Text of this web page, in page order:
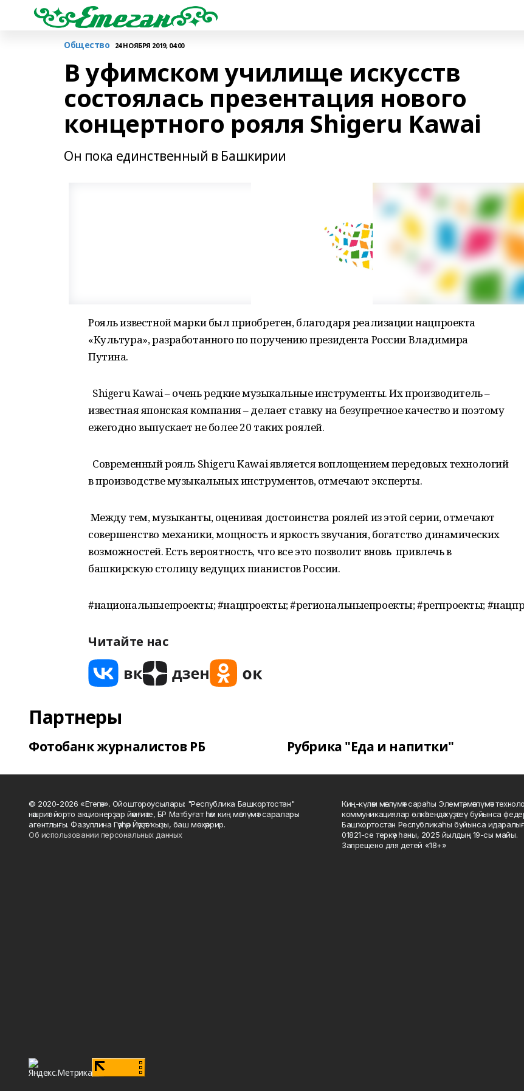
Общество 24 НОЯБРЯ 2019, 04:00
В уфимском училище искусств
состоялась презентация нового
концертного рояля Shigeru Kawai
Он пока единственный в Башкирии
Рояль известной марки был приобретен, благодаря реализации нацпроекта
«Культура», разработанного по поручению президента России Владимира
Путина.
Shigeru Kawai – очень редкие музыкальные инструменты. Их производитель –
известная японская компания – делает ставку на безупречное качество и поэтому
ежегодно выпускает не более 20 таких роялей.
Современный рояль Shigeru Kawai является воплощением передовых технологий
в производстве музыкальных инструментов, отмечают эксперты.
Между тем, музыканты, оценивая достоинства роялей из этой серии, отмечают
совершенство механики, мощность и яркость звучания, богатство динамических
возможностей. Есть вероятность, что все это позволит вновь привлечь в
башкирскую столицу ведущих пианистов России.
#национальныепроекты; #нацпроекты; #региональныепроекты; #регпроекты;
Читайте нас
Партнеры
Фотобанк журналистов РБ Рубрика "Еда и напитки"
© 2020-2026 «Етегән». Ойоштороусылары: "Республика Башкортостан"
нәшриәт йорто акционерҙар йәмғиәте, БР Матбуғат һәм киң мәғлүмәт саралары
агентлығы. Фазуллина Гәүһәр Йәүҙәт ҡыҙы, баш мөхәррир.
Об использовании персональных данных
Киң-күләм мәғлүмәт сараһы Элемтә, мәғлүмәт
коммуникациялар өлкәһендә күҙәтеү буйынса
Башҡортостан Республикаһы буйынса
01821-се теркәү һаны, 2025 йылдың 19-сы майы.
Запрещено для детей «18+»